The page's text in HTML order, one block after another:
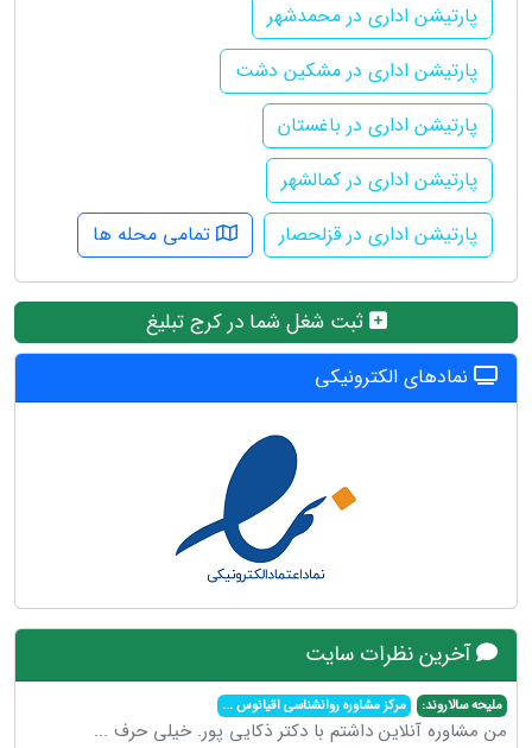
پارتیشن اداری در محمدشهر
پارتیشن اداری در مشکین دشت
پارتیشن اداری در باغستان
پارتیشن اداری در کمالشهر
پارتیشن اداری در قزلحصار
تمامی محله ها
ثبت شغل شما در کرج تبلیغ
نمادهای الکترونیکی
آخرین نظرات سایت
ملیحه سالاروند: مرکز مشاوره روانشناسی اقیانوس...
من مشاوره آنلاین داشتم با دکتر ذکایی پور. خیلی حرف ...